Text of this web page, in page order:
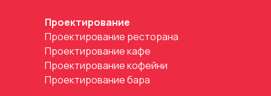
Проектирование
Проектирование ресторана
Проектирование кафе
Проектирование кофейни
Проектирование бара